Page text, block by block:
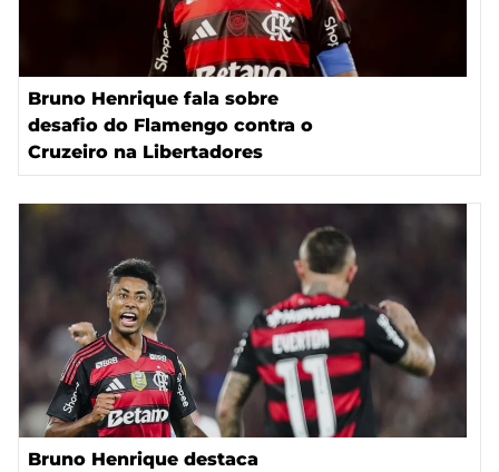
Bruno Henrique fala sobre
desafio do Flamengo contra o
Cruzeiro na Libertadores
Bruno Henrique destaca